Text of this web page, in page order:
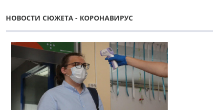
НОВОСТИ СЮЖЕТА - КОРОНАВИРУС